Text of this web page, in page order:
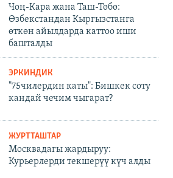
Чоң-Кара жана Таш-Төбө:
Өзбекстандан Кыргызстанга
өткөн айылдарда каттоо иши
башталды
ЭРКИНДИК
"75чилердин каты": Бишкек соту
кандай чечим чыгарат?
ЖУРТТАШТАР
Москвадагы жардыруу:
Курьерлерди текшерүү күч алды